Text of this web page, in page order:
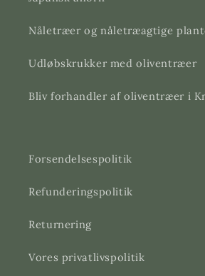
Nåletræer og nåletræagtige
Udløbskrukker med oliventræer
Bliv forhandler af oliventræer i
Forsendelsespolitik
Refunderingspolitik
Returnering
Vores privatlivspolitik